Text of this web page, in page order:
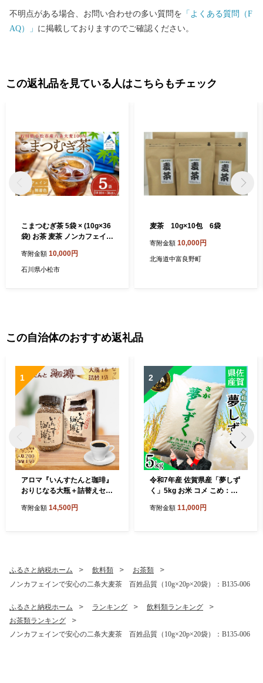
不明点がある場合、お問い合わせの多い質問を 「よくある質問（F
AQ）」 に掲載しておりますのでご確認ください。
この返礼品を見ている人はこちらもチェック
こまつむぎ茶 5袋 × (10g×36
袋) お茶 麦茶 ノンカフェイン
寄附金額 10,000円
石川県小松市
麦茶 10g×10包 6袋
寄附金額 10,000円
北海道中富良野町
この自治体のおすすめ返礼品
1
アロマ『いんすたんと珈琲』
おりじなる大瓶＋詰替えセッ
琲 飲料 アロマ珈琲 佐賀県 佐
寄附金額 14,500円
2
令和7年産 佐賀県産「夢しず
く」5kg お米 コメ こめ：B1
寄附金額 11,000円
ふるさと納税ホーム 飲料類
お茶類
ノンカフェインで安心の二条大麦茶 百姓品質（10g×20p×20袋）：B135-006
ふるさと納税ホーム ランキング
飲料類ランキング
お茶類ランキング
ノンカフェインで安心の二条大麦茶 百姓品質（10g×20p×20袋）：B135-006